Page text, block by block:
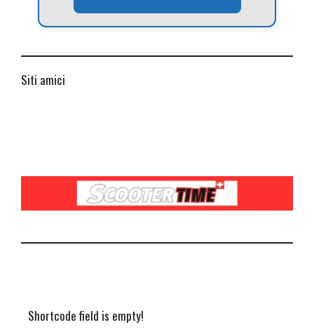
Siti amici
Shortcode field is empty!